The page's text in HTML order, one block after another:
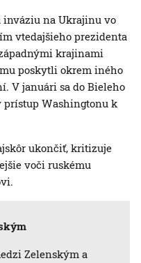
inváziu na Ukrajinu vo
vtedajšieho prezidenta
krajinami
poskytli okrem iného
V januári sa do Bieleho
prístup Washingtonu k
ukončiť, kritizuje
voči ruskému
Zelenským a